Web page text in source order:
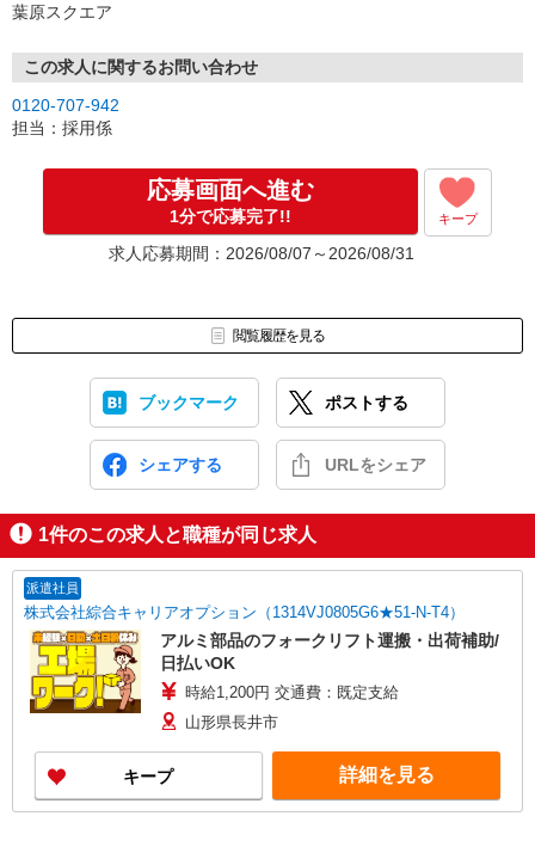
【来場登録（目安1時間30分）】
▼Step2 全国にあるお仕事の中から、あなたにピッタリのお仕事を
ご案内
▼Step3 就業前に職場見学で気になる事はしっかりチェック！
応募⇒最短で2日後からの勤務も可能です！
葉原スクエア
この求人に関するお問い合わせ
0120-707-942
担当：採用係
応募画面へ進む
1分で応募完了!! キープ
求人応募期間：2026/08/07～2026/08/31
閲覧履歴を見る
ブックマーク ポストする
シェアする URLをシェア
1件のこの求人と職種が同じ求人
派遣社員
株式会社綜合キャリアオプション（1314VJ0805G6★51-N-T4）
アルミ部品のフォークリフト運搬・出荷補助/
日払いOK
時給1,200円 交通費：既定支給
山形県長井市
キープ 詳細を見る